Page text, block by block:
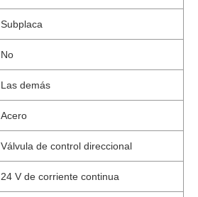
Subplaca
No
Las demás
Acero
Válvula de control direccional
24 V de corriente continua